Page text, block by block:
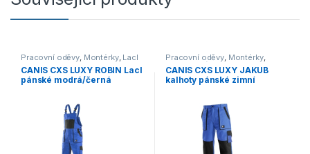
Pracovní oděvy, Montérky, Lacl
CANIS CXS LUXY ROBIN Lacl
pánské modrá/černá
Pracovní oděvy, Montérky,
Kalhoty ,Výprodej
CANIS CXS LUXY JAKUB
kalhoty pánské zimní